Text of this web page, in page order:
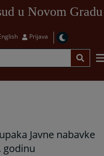
u Novom Gradu
Prijava
Javne nabavke
godinu